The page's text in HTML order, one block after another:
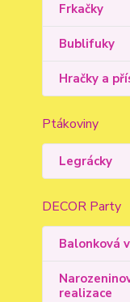
Frkačky
Bublifuky
Hračky a
Ptákoviny
Legrácky
DECOR Party
Balonková
realizace